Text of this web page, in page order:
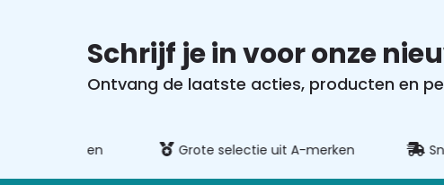
Schrijf je in voor onze
Ontvang de laatste acties, producten en
Grote selectie uit A-merken Snelle